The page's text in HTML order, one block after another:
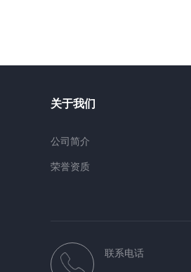
关于我们
公司简介
荣誉资质
联系电话